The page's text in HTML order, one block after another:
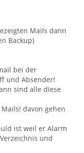
Mails dann
Backup)
bei der
und Absender!
sind alle diese
davon gehen
ist weil er Alarm
und